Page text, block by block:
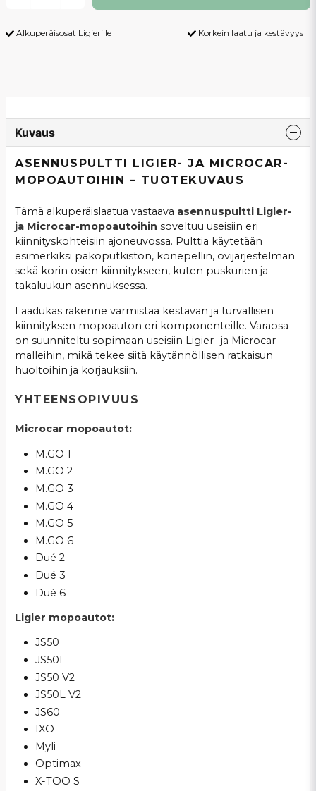
Alkuperäisosat Ligierille Korkein laatu ja kestävyys
Kuvaus
ASENNUSPULTTI LIGIER- JA MICROCAR-
MOPOAUTOIHIN – TUOTEKUVAUS
Tämä alkuperäislaatua vastaava asennuspultti Ligier-
ja Microcar-mopoautoihin soveltuu useisiin eri
kiinnityskohteisiin ajoneuvossa. Pulttia käytetään
esimerkiksi pakoputkiston, konepellin, ovijärjestelmän
sekä korin osien kiinnitykseen, kuten puskurien ja
takaluukun asennuksessa.
Laadukas rakenne varmistaa kestävän ja turvallisen
kiinnityksen mopoauton eri komponenteille. Varaosa
on suunniteltu sopimaan useisiin Ligier- ja Microcar-
malleihin, mikä tekee siitä käytännöllisen ratkaisun
huoltoihin ja korjauksiin.
YHTEENSOPIVUUS
Microcar mopoautot:
M.GO 1
M.GO 2
M.GO 3
M.GO 4
M.GO 5
M.GO 6
Dué 2
Dué 3
Dué 6
Ligier mopoautot:
JS50
JS50L
JS50 V2
JS50L V2
JS60
IXO
Myli
Optimax
X-TOO S